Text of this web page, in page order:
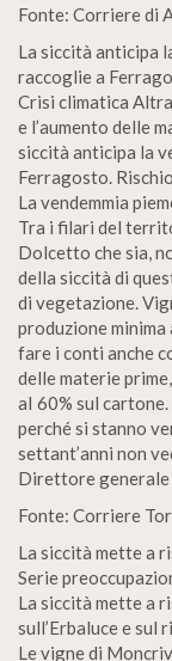
Fonte: Corriere di
La siccità anticipa
raccoglie a
Crisi climatica
e l’aumento delle
siccità anticipa la
Ferragosto.
La vendemmia
Tra i filari del
Dolcetto che sia,
della siccità di
di vegetazione.
produzione
fare i conti anche
delle materie
aI 60% sul
perché si stanno
settant’anni non
Direttore generale
Fonte: Corriere
La siccità mette a
Serie
La siccità mette a
sull’Erbaluce e sul
Le vigne di